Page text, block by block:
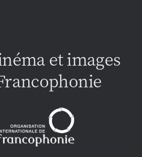
et images